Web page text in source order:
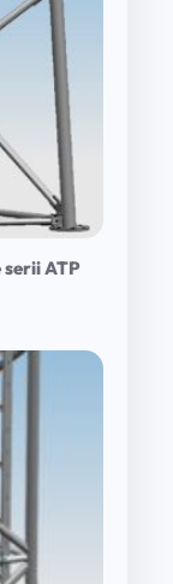
serii ATP